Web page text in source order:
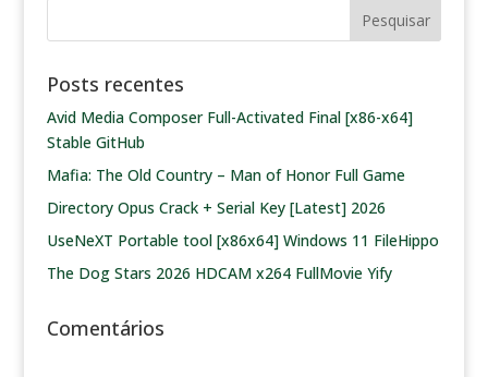
Posts recentes
Avid Media Composer Full-Activated Final [x86-x64]
Stable GitHub
Mafia: The Old Country – Man of Honor Full Game
Directory Opus Crack + Serial Key [Latest] 2026
UseNeXT Portable tool [x86x64] Windows 11 FileHippo
The Dog Stars 2026 HDCAM x264 FullMovie Yify
Comentários